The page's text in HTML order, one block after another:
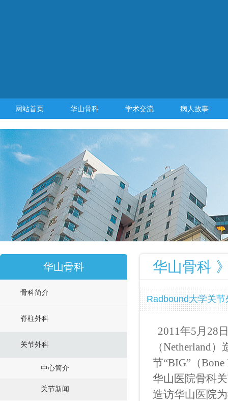
网站首页 华山骨科 学术交流 病人故事
华山骨科
骨科简介
脊柱外科
关节外科
中心简介
关节新闻
华山骨科
Radbound大学关
2011年5月28
（Netherland
节“BIG”（
华山医院骨科
造访华山医院